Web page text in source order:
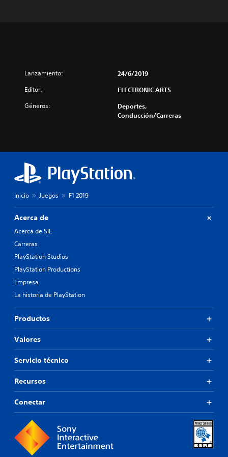
Lanzamiento: 24/6/2019
Editor: ELECTRONIC ARTS
Géneros:
Deportes,
Conducción/Carreras
Inicio Juegos F1 2019
Acerca de
Acerca de SIE
Carreras
PlayStation Studios
PlayStation Productions
Empresa
La historia de PlayStation
Productos
Valores
Servicio técnico
Recursos
Conectar